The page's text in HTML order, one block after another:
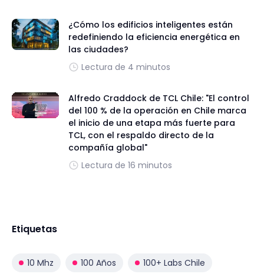
¿Cómo los edificios inteligentes están
redefiniendo la eficiencia energética en
las ciudades?
Lectura de 4 minutos
Alfredo Craddock de TCL Chile: "El control
del 100 % de la operación en Chile marca
el inicio de una etapa más fuerte para
TCL, con el respaldo directo de la
compañía global"
Lectura de 16 minutos
Etiquetas
10 Mhz 100 Años 100+ Labs Chile